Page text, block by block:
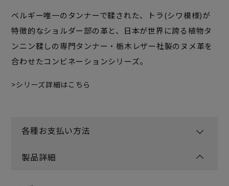
ベルギー唯一のタンナーで鞣された、トラ(シワ模様)が
特徴的なショルダー部の革と、日本が世界に誇る植物タ
ンニン鞣しの専門タンナー・栃木レザー社製のヌメ革を
合わせたコンビネーションシリーズ。
シリーズ詳細はこちら
各種お支払い方法
製品詳細